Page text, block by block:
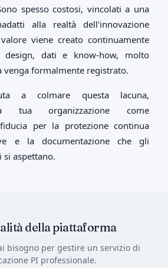
spesso costosi, vincolati a una
alla realtà dell'innovazione
viene creato continuamente
design, dati e know-how, molto
venga formalmente registrato.
a colmare questa lacuna,
tua organizzazione come
per la protezione continua
e la documentazione che gli
aspettano.
della piattaforma
bisogno per gestire un servizio di
PI professionale.